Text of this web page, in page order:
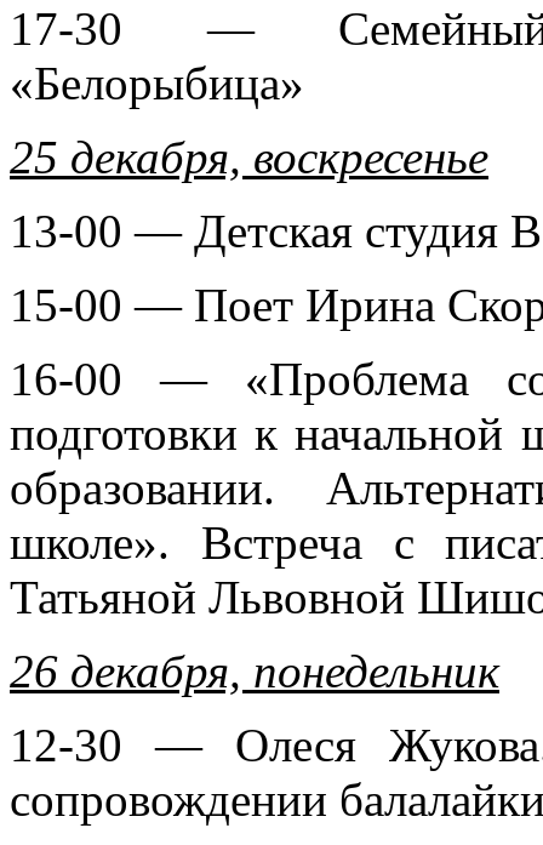
17-30 — Семейный
«Белорыбица»
25 декабря, воскресенье
13-00 — Детская студия
15-00 — Поет Ирина
16-00 — «Проблема
подготовки к начальной
образовании.
школе». Встреча с
Татьяной Львовной
26 декабря, понедельник
12-30 — Олеся
сопровождении